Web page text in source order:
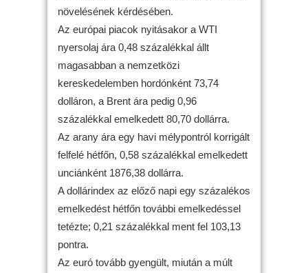
növelésének kérdésében.
Az európai piacok nyitásakor a WTI
nyersolaj ára 0,48 százalékkal állt
magasabban a nemzetközi
kereskedelemben hordónként 73,74
dolláron, a Brent ára pedig 0,96
százalékkal emelkedett 80,70 dollárra.
Az arany ára egy havi mélypontról korrigált
felfelé hétfőn, 0,58 százalékkal emelkedett
unciánként 1876,38 dollárra.
A dollárindex az előző napi egy százalékos
emelkedést hétfőn további emelkedéssel
tetézte; 0,21 százalékkal ment fel 103,13
pontra.
Az euró tovább gyengült, miután a múlt